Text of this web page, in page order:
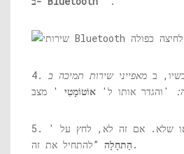
ב
'והגדר אותו ל' אוֹטוֹמָטִי
שלא. אם זה לא, לחץ על '
הַתחָלָה ”להתחיל את זה.